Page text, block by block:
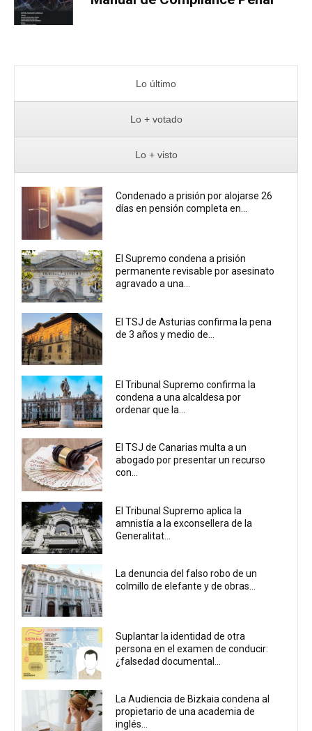
Lo último
Lo + votado
Lo + visto
Condenado a prisión por alojarse 26
días en pensión completa en...
El Supremo condena a prisión
permanente revisable por asesinato
agravado a una...
El TSJ de Asturias confirma la pena
de 3 años y medio de...
El Tribunal Supremo confirma la
condena a una alcaldesa por
ordenar que la...
El TSJ de Canarias multa a un
abogado por presentar un recurso
con...
El Tribunal Supremo aplica la
amnistía a la exconsellera de la
Generalitat...
La denuncia del falso robo de un
colmillo de elefante y de obras...
Suplantar la identidad de otra
persona en el examen de conducir:
¿falsedad documental...
La Audiencia de Bizkaia condena al
propietario de una academia de
inglés...